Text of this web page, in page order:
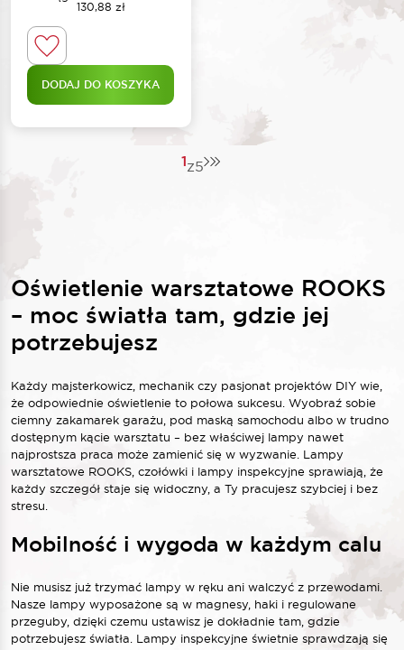
130,88 zł
DODAJ DO KOSZYKA
1z5
Oświetlenie warsztatowe ROOKS
– moc światła tam, gdzie jej
potrzebujesz
Każdy majsterkowicz, mechanik czy pasjonat projektów DIY wie,
że odpowiednie oświetlenie to połowa sukcesu. Wyobraź sobie
ciemny zakamarek garażu, pod maską samochodu albo w trudno
dostępnym kącie warsztatu – bez właściwej lampy nawet
najprostsza praca może zamienić się w wyzwanie. Lampy
warsztatowe ROOKS, czołówki i lampy inspekcyjne sprawiają, że
każdy szczegół staje się widoczny, a Ty pracujesz szybciej i bez
stresu.
Mobilność i wygoda w każdym calu
Nie musisz już trzymać lampy w ręku ani walczyć z przewodami.
Nasze lampy wyposażone są w magnesy, haki i regulowane
przeguby, dzięki czemu ustawisz je dokładnie tam, gdzie
potrzebujesz światła. Lampy inspekcyjne świetnie sprawdzają się